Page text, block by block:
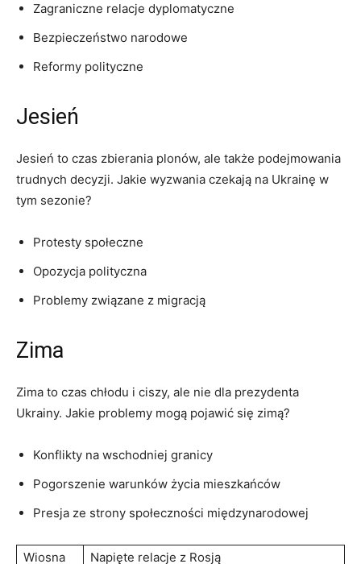
Zagraniczne relacje dyplomatyczne
Bezpieczeństwo narodowe
Reformy polityczne
Jesień
Jesień to⁢ czas zbierania plonów, ale także podejmowania
⁢trudnych decyzji. Jakie wyzwania czekają na Ukrainę w
tym sezonie?
Protesty społeczne
Opozycja polityczna
Problemy związane ​z migracją
Zima
Zima to czas chłodu i ciszy, ale‌ nie⁣ dla⁢ prezydenta
Ukrainy. Jakie problemy mogą⁢ pojawić się zimą?
Konflikty na wschodniej granicy
Pogorszenie warunków życia mieszkańców
Presja ze strony ‌społeczności międzynarodowej
Wiosna
Napięte⁤ relacje z Rosją